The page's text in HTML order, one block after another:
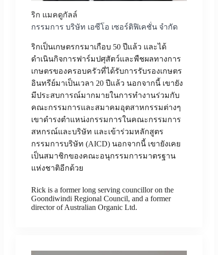
ริก แมคดูกัลล์
กรรมการ บริษัท เอซีโอ เซอร์ติฟิเคชั่น จำกัด
ริกเป็นเกษตรกรมาเกือบ 50 ปีแล้ว และได้
ดำเนินกิจการฟาร์มปศุสัตว์และพืชผลทางการ
เกษตรของครอบครัวที่ได้รับการรับรองเกษตร
อินทรีย์มาเป็นเวลา 20 ปีแล้ว นอกจากนี้ เขายัง
มีประสบการณ์มากมายในการทำงานร่วมกับ
คณะกรรมการและสมาคมอุตสาหกรรมต่างๆ
เขาดำรงตำแหน่งกรรมการในคณะกรรมการ
สหกรณ์และบริษัท และเข้าร่วมหลักสูตร
กรรมการบริษัท (AICD) นอกจากนี้ เขายังเคย
เป็นสมาชิกของคณะอนุกรรมการมาตรฐาน
แห่งชาติอีกด้วย
Rick is a former long serving councillor on the
Goondiwindi Regional Council, and a former
director of Australian Organic Ltd.